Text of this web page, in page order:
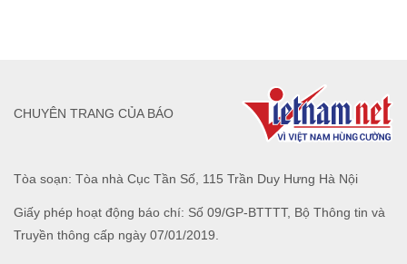
Tòa soạn: Tòa nhà Cục Tần Số, 115 Trần Duy Hưng Hà Nội
Giấy phép hoạt động báo chí: Số 09/GP-BTTTT, Bộ Thông tin và
Truyền thông cấp ngày 07/01/2019.
CHUYÊN TRANG CỦA BÁO